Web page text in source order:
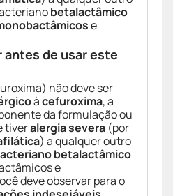
betalactâmico
e
antes de usar este
não deve ser
àcefuroxima, a
da formulação ou
tiveralergia severa (por
) a qualquer outro
betalactâmico
e
deve observar para o